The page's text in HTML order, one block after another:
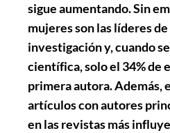
sigue aumentando. Sin
mujeres son las líderes
investigación y, cuando
científica, solo el 34% de
primera autora. Además,
artículos con autores
en las revistas más